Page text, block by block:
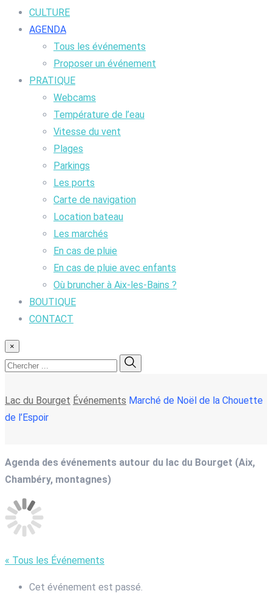
CULTURE
AGENDA
Tous les événements
Proposer un événement
PRATIQUE
Webcams
Température de l’eau
Vitesse du vent
Plages
Parkings
Les ports
Carte de navigation
Location bateau
Les marchés
En cas de pluie
En cas de pluie avec enfants
Où bruncher à Aix-les-Bains ?
BOUTIQUE
CONTACT
×
Lac du Bourget Événements Marché de Noël de la Chouette
de l’Espoir
Agenda des événements autour du lac du Bourget (Aix,
Chambéry, montagnes)
« Tous les Événements
Cet événement est passé.